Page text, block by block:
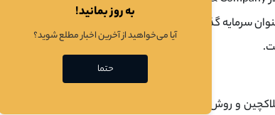
شخصاً به عنوان سرمایه گذار اولیه در اتریوم، بلاک استاک، بیس، میکر، فایل
به روز بمانید!
آیا می‌خواهید از آخرین اخبار مطلع شوید؟
حتما